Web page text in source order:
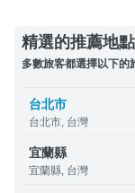
精選的推薦地點
多數旅客都選擇以下的
台北市
台北市, 台灣
宜蘭縣
宜蘭縣, 台灣